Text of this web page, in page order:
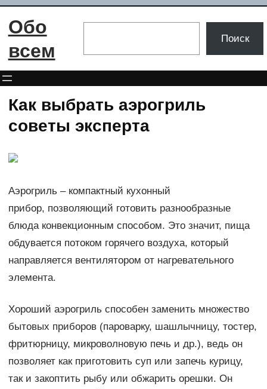
Перейти
Обо
всем
Поиск
Как выбрать аэрогриль
советы эксперта
Аэрогриль – компактный кухонный
прибор, позволяющий готовить разнообразные
блюда конвекционным способом. Это значит, пища
обдувается потоком горячего воздуха, который
направляется вентилятором от нагревательного
элемента.
Хороший аэрогриль способен заменить множество
бытовых приборов (пароварку, шашлычницу, тостер,
фритюрницу, микроволновую печь и др.), ведь он
позволяет как приготовить суп или запечь курицу,
так и закоптить рыбу или обжарить орешки. Он